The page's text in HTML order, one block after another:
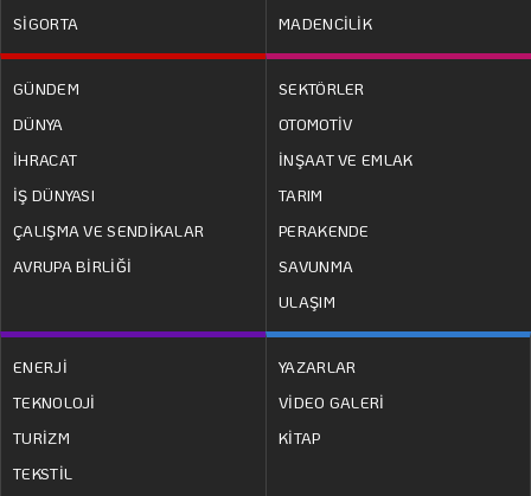
SİGORTA
MADENCİLİK
GÜNDEM
DÜNYA
İHRACAT
İŞ DÜNYASI
ÇALIŞMA VE SENDİKALAR
AVRUPA BİRLİĞİ
SEKTÖRLER
OTOMOTİV
İNŞAAT VE EMLAK
TARIM
PERAKENDE
SAVUNMA
ULAŞIM
ENERJİ
TEKNOLOJİ
TURİZM
TEKSTİL
YAZARLAR
VİDEO GALERİ
KİTAP